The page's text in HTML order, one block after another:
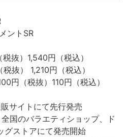
ントSR
抜）1,540円（税込）
抜） 1,210円（税込）
円（税抜）110円（税込）
サイトにて先行発売
国のバラエティショップ、ド
グストアにて発売開始